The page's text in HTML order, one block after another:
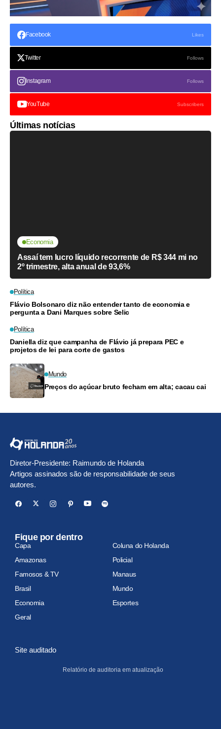
Facebook Likes
Twitter Follows
Instagram Follows
YouTube Subscribers
Últimas notícias
Economia
Assaí tem lucro líquido recorrente de R$ 344 mi no
2º trimestre, alta anual de 93,6%
Política
Flávio Bolsonaro diz não entender tanto de economia e
pergunta a Dani Marques sobre Selic
Política
Daniella diz que campanha de Flávio já prepara PEC e
projetos de lei para corte de gastos
Mundo
Preços do açúcar bruto fecham em alta; cacau cai
Diretor-Presidente: Raimundo de Holanda
Artigos assinados são de responsabilidade de seus
autores.
Fique por dentro
Capa
Coluna do Holanda
Amazonas
Policial
Famosos & TV
Manaus
Brasil
Mundo
Economia
Esportes
Geral
Site auditado
Relatório de auditoria em atualização